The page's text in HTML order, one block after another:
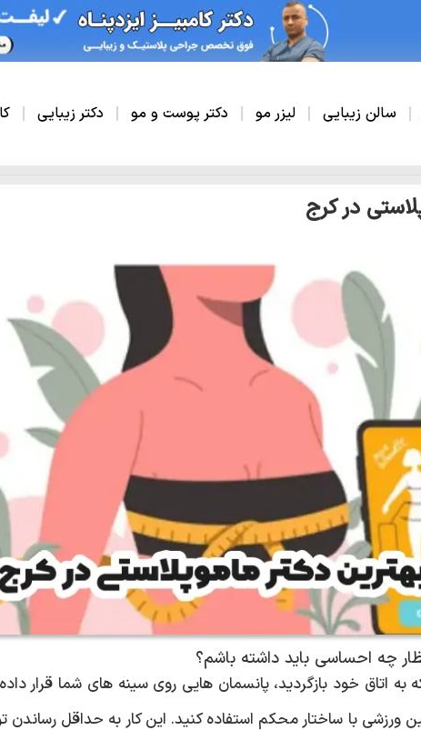
سالن زیبایی لیزر مو دکتر پوست و مو دکتر زیبایی
در کرج
چه احساسی باید داشته باشم؟
اتاق خود بازگردید، پانسمان هایی روی سینه های شما قرار
ورزشی با ساختار محکم استفاده کنید. این کار به حداقل